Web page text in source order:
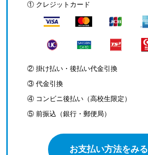
① クレジットカード
② 掛け払い・後払い代金引換
③ 代金引換
④ コンビニ後払い（高校生限定）
⑤ 前振込（銀行・郵便局）
お支払い方法をみる